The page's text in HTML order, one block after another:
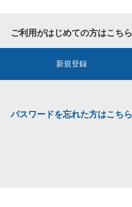
ご利用がはじめての方はこちら
新規登録
パスワードを忘れた方はこちら